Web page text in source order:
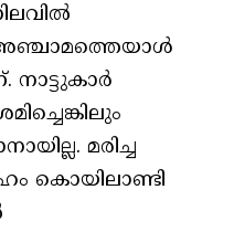
നാട്ടുകാര്‍
മരിച്ച
കൊയിലാണ്ടി